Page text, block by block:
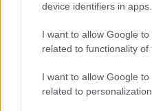
device identifiers in apps.
I want to allow Google
related to functionality of
I want to allow Google
related to personalization.
πρώτοι όλες τιςειδήσειςαπό